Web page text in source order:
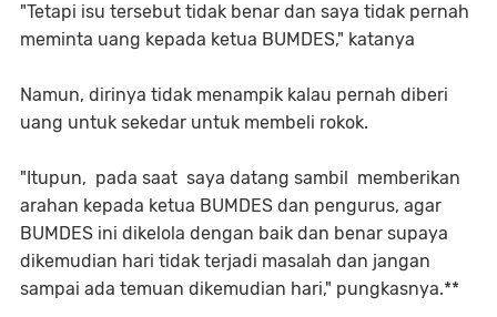
"Tetapi isu tersebut tidak benar dan saya tidak pernah
meminta uang kepada ketua BUMDES," katanya
Namun, dirinya tidak menampik kalau pernah diberi
uang untuk sekedar untuk membeli rokok.
"Itupun, pada saat saya datang sambil memberikan
arahan kepada ketua BUMDES dan pengurus, agar
BUMDES ini dikelola dengan baik dan benar supaya
dikemudian hari tidak terjadi masalah dan jangan
sampai ada temuan dikemudian hari," pungkasnya.**